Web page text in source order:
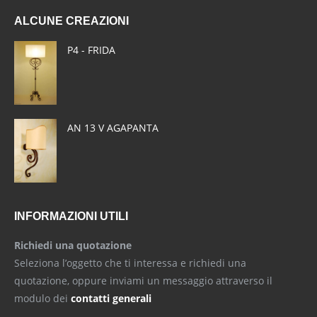
opens
in
new
window
opens
in
new
opens
ALCUNE CREAZIONI
P4 - FRIDA
AN 13 V AGAPANTA
INFORMAZIONI UTILI
Richiedi una quotazione
Seleziona l’oggetto che ti interessa e richiedi una
quotazione, oppure inviami un messaggio attraverso il
modulo dei contatti generali